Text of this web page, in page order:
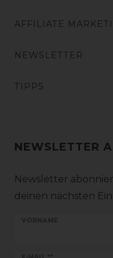
AFFILIATE
NEWSLETTER
TIPPS
NEWSLETTER
Newsletter
deinen nächsten
VORNAME